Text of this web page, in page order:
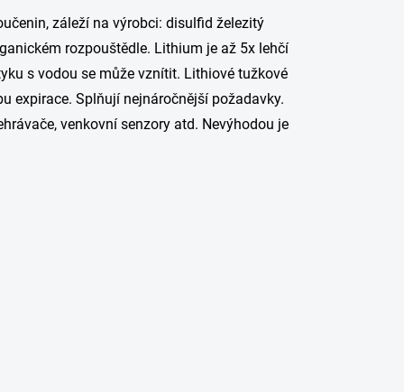
záleží na výrobci: disulfid železitý
rozpouštědle. Lithium je až 5x lehčí
s vodou se může vznítit. Lithiové tužkové
expirace. Splňují nejnáročnější požadavky.
venkovní senzory atd. Nevýhodou je